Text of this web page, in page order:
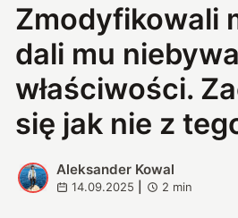
Zmodyfikowali
dali mu
właściwości.
się jak nie z
A
Aleksander Kowal
14.09.2025 2 min